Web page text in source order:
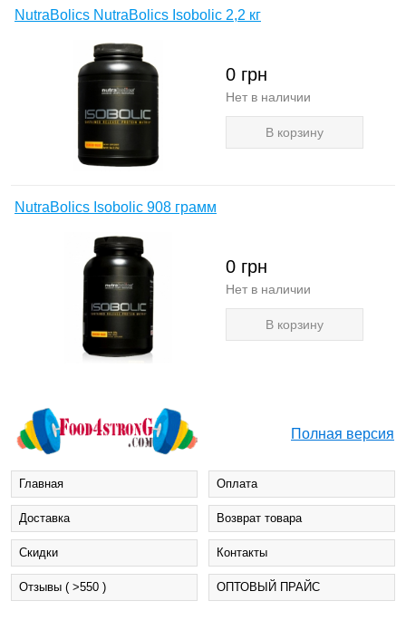
NutraBolics NutraBolics Isobolic 2,2 кг
0 грн
Нет в наличии
В корзину
NutraBolics Isobolic 908 грамм
0 грн
Нет в наличии
В корзину
Полная версия
Главная Оплата
Доставка Возврат товара
Cкидки Контакты
Отзывы ( >550 ) ОПТОВЫЙ ПРАЙС